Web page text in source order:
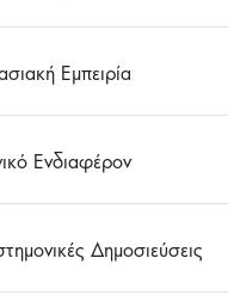
Εμπειρία
Ενδιαφέρον
Δημοσιεύσεις